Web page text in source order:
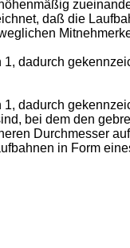
daß die
1, dadurch
1, dadurch
bei dem den
Durchmesser
in Form